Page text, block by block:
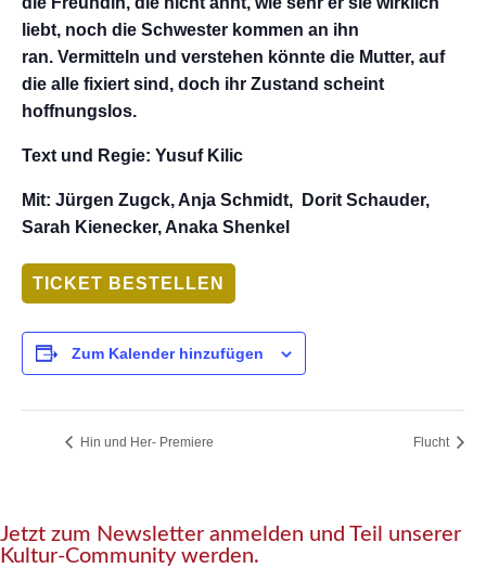
liebt, noch die Schwester kommen an ihn
ran. Vermitteln und verstehen könnte die Mutter, auf
die alle fixiert sind, doch ihr Zustand scheint
hoffnungslos.
Text und Regie: Yusuf Kilic
Mit: Jürgen Zugck, Anja Schmidt, Dorit Schauder,
Sarah Kienecker, Anaka Shenkel
TICKET BESTELLEN
Zum Kalender hinzufügen
Hin und Her- Premiere Flucht
Jetzt zum Newsletter anmelden und Teil unserer
Kultur-Community werden.